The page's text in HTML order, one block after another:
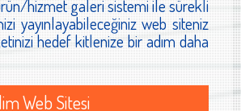
hizmet galeri sistemi ile sürekli
yayınlayabileceğiniz web siteniz
hedef kitlenize bir adım daha
Web Sitesi